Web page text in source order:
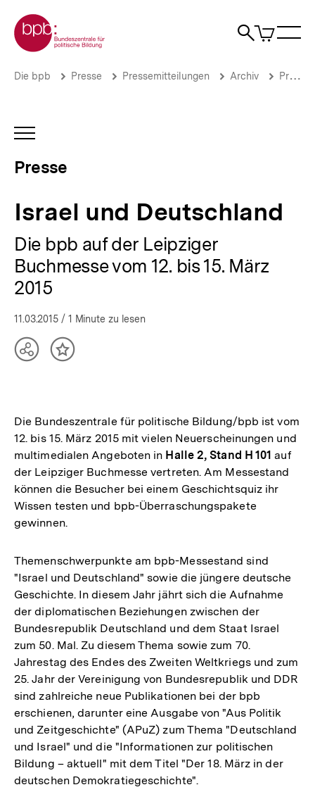
zum
Seiteninhalt
springen
Zur Startseite der bpb
Suche
Artikel
im
Israel
Presse
Brotkrümelnavigation
Pfadnavigation
Die bpb Presse Pressemitteilungen Archiv Pressemitteilungen 2015
INHALTSNAVIGATION
Presse
Israel und Deutschland
Die bpb auf der Leipziger
Buchmesse vom 12. bis 15. März
2015
11.03.2015 / 1 Minute zu lesen
TeilenInhalt
Die Bundeszentrale für politische Bildung/bpb ist vom
12. bis 15. März 2015 mit vielen Neuerscheinungen und
multimedialen Angeboten in Halle 2, Stand H 101 auf
der Leipziger Buchmesse vertreten. Am Messestand
können die Besucher bei einem Geschichtsquiz ihr
Wissen testen und bpb-Überraschungspakete
gewinnen.
Themenschwerpunkte am bpb-Messestand sind
"Israel und Deutschland" sowie die jüngere deutsche
Geschichte. In diesem Jahr jährt sich die Aufnahme
der diplomatischen Beziehungen zwischen der
Bundesrepublik Deutschland und dem Staat Israel
zum 50. Mal. Zu diesem Thema sowie zum 70.
Jahrestag des Endes des Zweiten Weltkriegs und zum
25. Jahr der Vereinigung von Bundesrepublik und DDR
sind zahlreiche neue Publikationen bei der bpb
erschienen, darunter eine Ausgabe von "Aus Politik
und Zeitgeschichte" (APuZ) zum Thema "Deutschland
und Israel" und die "Informationen zur politischen
Bildung – aktuell" mit dem Titel "Der 18. März in der
deutschen Demokratiegeschichte".